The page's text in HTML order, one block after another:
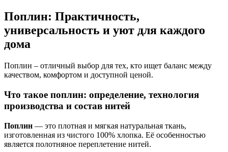
Поплин: Практичность,
универсальность и уют для каждого
дома
Поплин – отличный выбор для тех, кто ищет баланс между
качеством, комфортом и доступной ценой.
Что такое поплин: определение, технология
производства и состав нитей
Поплин — это плотная и мягкая натуральная ткань,
изготовленная из чистого 100% хлопка. Её особенностью
является полотняное переплетение нитей.